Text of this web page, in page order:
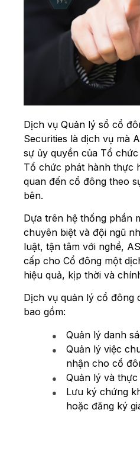
Dịch vụ Quản lý sổ cổ
Securities là dịch vụ mà
sự ủy quyền của Tổ
Tổ chức phát hành thực
quan đến cổ đông theo
bên.
Dựa trên hệ thống phần
chuyên biệt và đội ngũ
luật, tận tâm với nghề,
cấp cho Cổ đông một
hiệu quả, kịp thời và
Dịch vụ quản lý cổ đông
bao gồm:
● Quản lý danh
●
Quản lý việc
nhận cho cổ
● Quản lý và
●
Lưu ký chứng
hoặc đăng ký